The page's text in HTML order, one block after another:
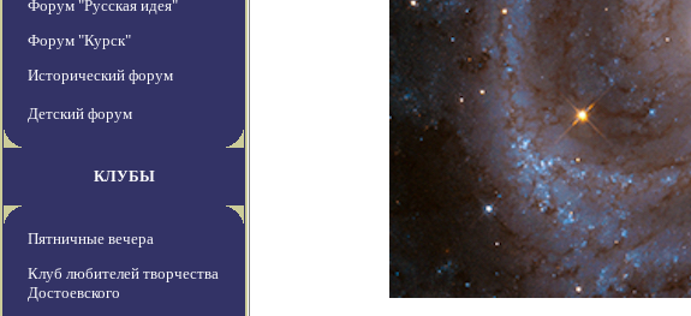
Форум "Русская идея"
Форум "Курск"
Исторический форум
Детский форум
КЛУБЫ
Пятничные вечера
Клуб любителей творчества
Достоевского